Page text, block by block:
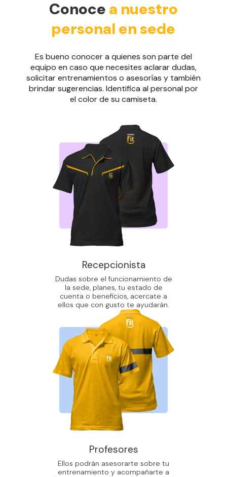
Conoce a nuestro
personal en sede
Es bueno conocer a quienes son parte del
equipo en caso que necesites aclarar dudas,
solicitar entrenamientos o asesorías y también
brindar sugerencias. Identifica al personal por
el color de su camiseta.
Recepcionista
Dudas sobre el funcionamiento de
la sede, planes, tu estado de
cuenta o beneficios, acercate a
ellos que con gusto te ayudarán.
Profesores
Ellos podrán asesorarte sobre tu
entrenamiento y acompañarte a